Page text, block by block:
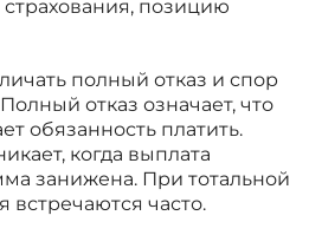
позицию
полный отказ и спор
отказ означает, что
обязанность платить.
когда выплата
занижена. При тотальной
встречаются часто.